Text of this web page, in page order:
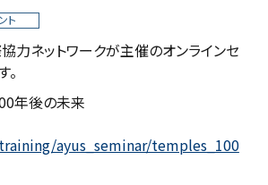
ト
力ネットワークが主催のオンラインセ
年後の未来
ayus_seminar/temples_100